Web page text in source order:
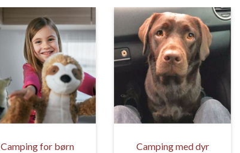
Camping for børn Camping med dyr